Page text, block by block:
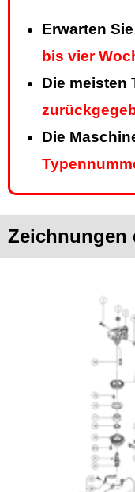
Erwarten
bis vier
Die meisten
Die
Zeichnungen